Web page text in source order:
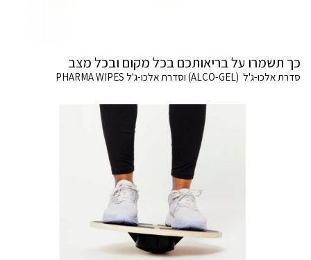
כך תשמרו על בריאותכם בכל מקום ובכל מצב
סדרת אלכו-ג'ל (ALCO-GEL) וסדרת אלכו-ג'ל PHARMA WIPES